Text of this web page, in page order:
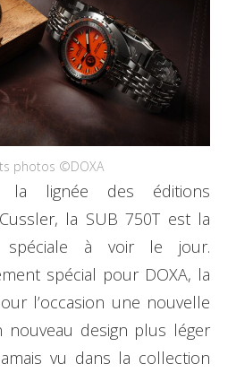
photos ©DOXA
la lignée des éditions
la SUB 750T est la
spéciale à voir le jour.
spécial pour DOXA, la
l’occasion une nouvelle
design plus léger
vu dans la collection